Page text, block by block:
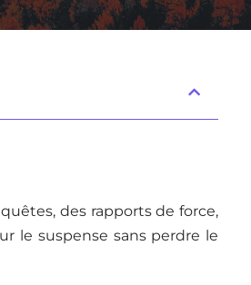
des rapports de force,
le suspense sans perdre le